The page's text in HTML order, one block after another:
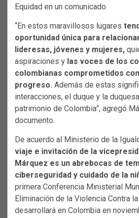
Equidad en un comunicado.
“En estos maravillosos lugares
oportunidad única para
lideresas, jóvenes y mujeres,
aspiraciones y las voces de los
colombianas comprometidos
progreso. Además de estas
interacciones, el duque y la
patrimonio de Colombia”, agregó
documento.
De acuerdo al Ministerio de la
viaje e invitación de la
Márquez es un abrebocas de
ciberseguridad y cuidado de la
primera Conferencia Ministerial
Eliminación de la Violencia Contra
desarrollará en Colombia en